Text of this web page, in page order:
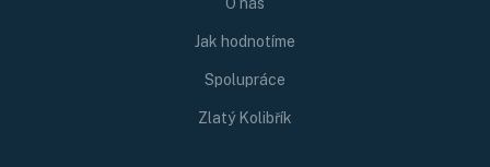
Jak hodnotíme
Spolupráce
Zlatý Kolibřík